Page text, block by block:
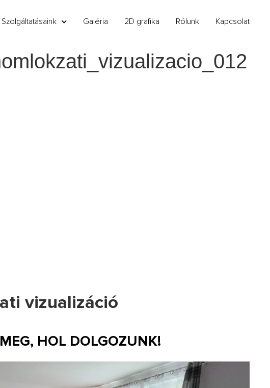
Szolgáltatásaink Galéria 2D grafika Rólunk Kapcsolat
vizualizáció
HOL DOLGOZUNK!